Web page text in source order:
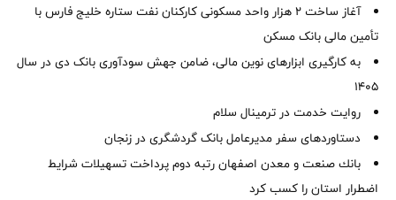
آغاز ساخت ۲ هزار واحد مسکونی کارکنان نفت ستاره خلیج فارس با
تأمین مالی بانک مسکن
به کارگیری ابزارهای نوین مالی، ضامن جهش سودآوری بانک دی در سال
1405
روایت خدمت در ترمینال سلام
دستاوردهای سفر مدیرعامل بانک گردشگری در زنجان
بانك صنعت و معدن اصفهان رتبه دوم پرداخت تسهیلات شرایط
اضطرار استان را كسب كرد